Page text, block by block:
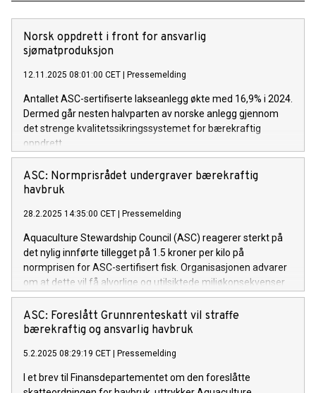
Norsk oppdrett i front for ansvarlig
sjømatproduksjon
12.11.2025 08:01:00 CET Pressemelding
Antallet ASC-sertifiserte lakseanlegg økte med 16,9% i 2024.
Dermed går nesten halvparten av norske anlegg gjennom
det strenge kvalitetssikringssystemet for bærekraftig
oppdrett.
ASC: Normprisrådet undergraver bærekraftig
havbruk
28.2.2025 14:35:00 CET Pressemelding
Aquaculture Stewardship Council (ASC) reagerer sterkt på
det nylig innførte tillegget på 1.5 kroner per kilo på
normprisen for ASC-sertifisert fisk. Organisasjonen advarer
om at dette vil få alvorlige og utilsiktede miljøkonsekvenser
for norsk oppdrettsnæring.
ASC: Foreslått Grunnrenteskatt vil straffe
bærekraftig og ansvarlig havbruk
5.2.2025 08:29:19 CET Pressemelding
I et brev til Finansdepartementet om den foreslåtte